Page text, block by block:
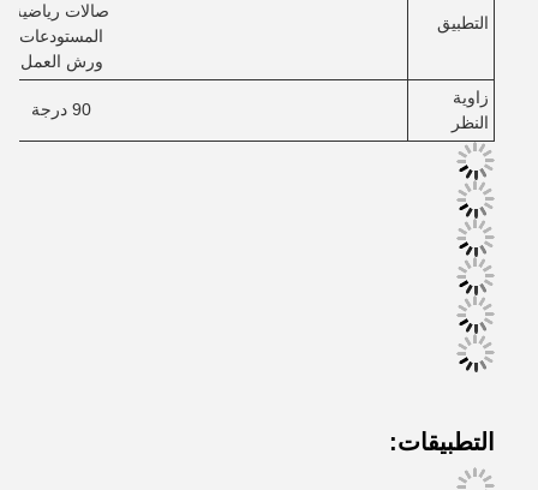
التطبيق
صالات رياضية
المستودعات
ورش العمل
زاوية
النظر
90 درجة
التطبيقات: